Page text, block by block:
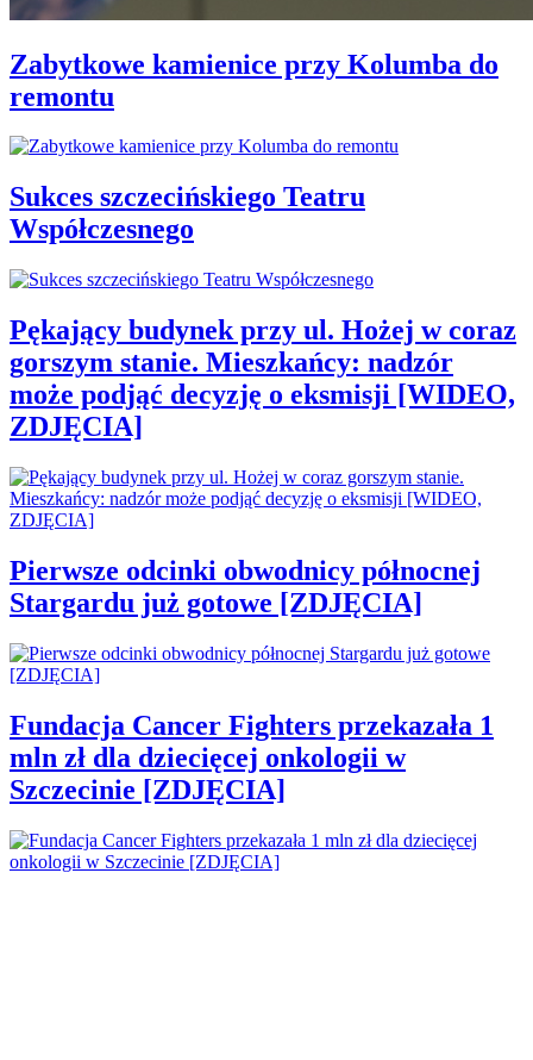
Zabytkowe kamienice przy Kolumba do
remontu
Sukces szczecińskiego Teatru
Współczesnego
Pękający budynek przy ul. Hożej w coraz
gorszym stanie. Mieszkańcy: nadzór
może podjąć decyzję o eksmisji [WIDEO,
ZDJĘCIA]
Pierwsze odcinki obwodnicy północnej
Stargardu już gotowe [ZDJĘCIA]
Fundacja Cancer Fighters przekazała 1
mln zł dla dziecięcej onkologii w
Szczecinie [ZDJĘCIA]